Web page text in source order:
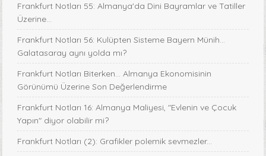
Frankfurt Notları 55: Almanya'da Dini Bayramlar ve Tatiller
Üzerine...
Frankfurt Notları 56: Kulüpten Sisteme Bayern Münih...
Galatasaray aynı yolda mı?
Frankfurt Notları Biterken... Almanya Ekonomisinin
Görünümü Üzerine Son Değerlendirme
Frankfurt Notları 16: Almanya Maliyesi, "Evlenin ve Çocuk
Yapın" diyor olabilir mi?
Frankfurt Notları (2): Grafikler polemik sevmezler...